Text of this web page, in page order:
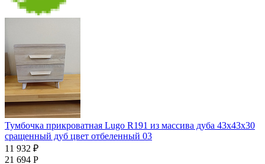
Тумбочка прикроватная Lugo R191 из массива дуба 43х43х30
сращенный дуб цвет отбеленный 03
11 932 ₽
21 694 Р